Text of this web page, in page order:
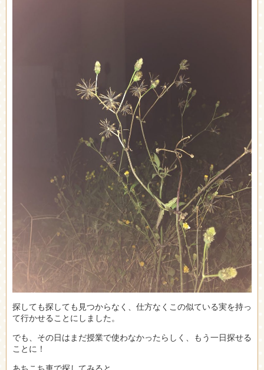
探しても探しても見つからなく、仕方なくこの似ている実を持っ
て行かせることにしました。
でも、その日はまだ授業で使わなかったらしく、もう一日探せる
ことに！